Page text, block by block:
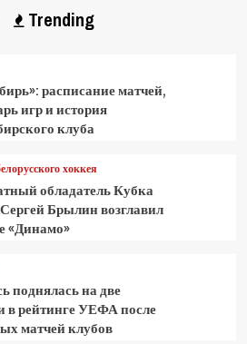
Trending
расписание матчей,
игр и история
клуба
хоккея
обладатель Кубка
Брылин возглавил
«Динамо»
поднялась на две
в рейтинге УЕФА после
матчей клубов